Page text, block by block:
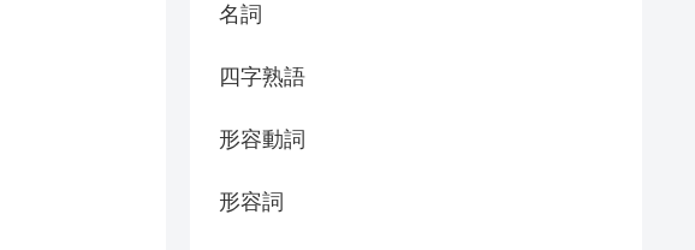
名詞
四字熟語
形容動詞
形容詞